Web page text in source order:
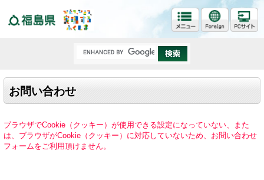
お問い合わせ
ブラウザでCookie（クッキー）が使用できる設定になっていない、また
は、ブラウザがCookie（クッキー）に対応していないため、お問い合わせ
フォームをご利用頂けません。